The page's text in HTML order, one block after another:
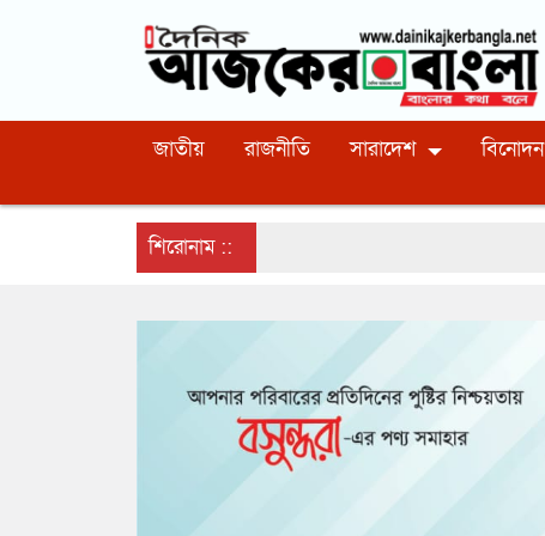
জাতীয় রাজনীতি সারাদেশ বিনোদন
শিরোনাম ::